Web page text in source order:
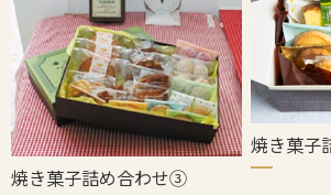
焼き菓子詰め合わせ③
焼き菓子